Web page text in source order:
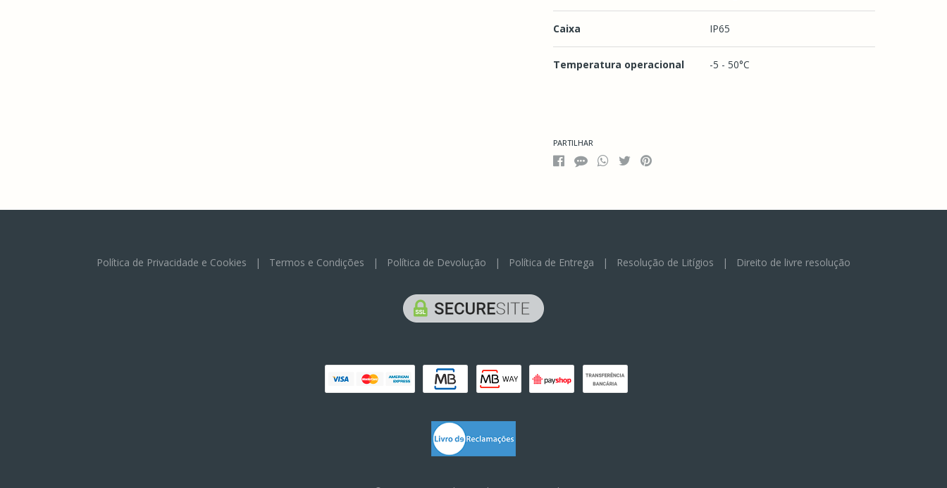
Caixa IP65
Temperatura operacional
-5 - 50°C
PARTILHAR
Política de Privacidade e Cookies | Termos e Condições | Política de Devolução | Política de Entrega | Resolução de Litígios | Direito de livre resolução